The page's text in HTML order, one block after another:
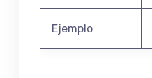
Ejemplo